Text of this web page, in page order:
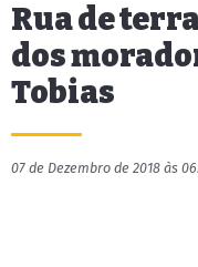
Rua de
dos
Tobias
07 de Dezembro de 2018 às